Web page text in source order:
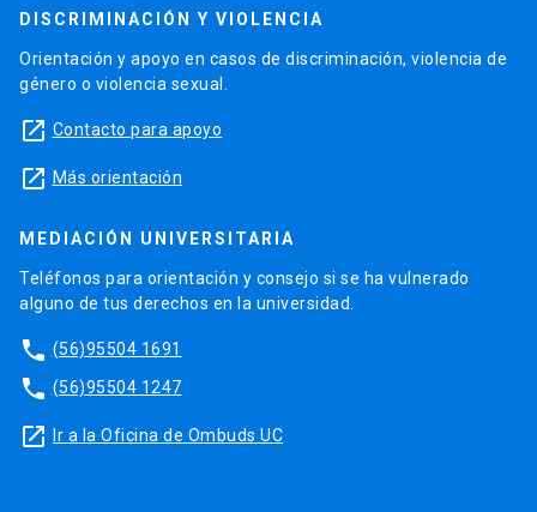
DISCRIMINACIÓN Y VIOLENCIA
Orientación y apoyo en casos de discriminación, violencia de
género o violencia sexual.
launch Contacto para apoyo
launch Más orientación
MEDIACIÓN UNIVERSITARIA
Teléfonos para orientación y consejo si se ha vulnerado
alguno de tus derechos en la universidad.
phone (56)95504 1691
phone (56)95504 1247
launch Ir a la Oficina de Ombuds UC